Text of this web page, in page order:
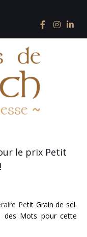
le prix Petit
Petit Grain de sel.
des Mots pour cette